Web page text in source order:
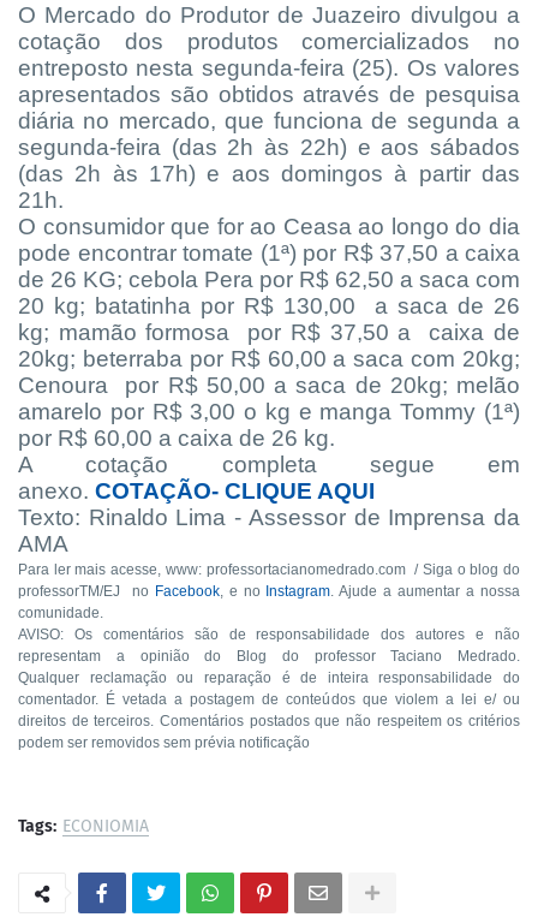
O Mercado do Produtor de Juazeiro divulgou a
cotação dos produtos comercializados no
entreposto nesta segunda-feira (25). Os valores
apresentados são obtidos através de pesquisa
diária no mercado, que funciona de segunda a
segunda-feira (das 2h às 22h) e aos sábados
(das 2h às 17h) e aos domingos à partir das
21h.
O consumidor que for ao Ceasa ao longo do dia
pode encontrar tomate (1ª) por R$ 37,50 a caixa
de 26 KG; cebola Pera por R$ 62,50 a saca com
20 kg; batatinha por R$ 130,00 a saca de 26
kg; mamão formosa por R$ 37,50 a caixa de
20kg; beterraba por R$ 60,00 a saca com 20kg;
Cenoura por R$ 50,00 a saca de 20kg; melão
amarelo por R$ 3,00 o kg e manga Tommy (1ª)
por R$ 60,00 a caixa de 26 kg.
A cotação completa segue em
anexo. COTAÇÃO- CLIQUE AQUI
Texto: Rinaldo Lima - Assessor de Imprensa da
AMA
Para ler mais acesse, www: professortacianomedrado.com / Siga o blog do
professorTM/EJ no Facebook, e no Instagram. Ajude a aumentar a nossa
comunidade.
AVISO: Os comentários são de responsabilidade dos autores e não
representam a opinião do Blog do professor Taciano Medrado.
Qualquer reclamação ou reparação é de inteira responsabilidade do
comentador. É vetada a postagem de conteúdos que violem a lei e/ ou
direitos de terceiros. Comentários postados que não respeitem os critérios
podem ser removidos sem prévia notificação
Tags: ECONIOMIA